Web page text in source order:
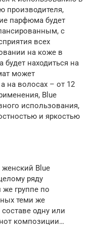
производителя,
парфюма будет
с
всех
на коже в
находиться на
может
на волосах – от 12
Blue
использования,
и яркостью
Blue
ряду
группе по
теми же
одну или
композиции…